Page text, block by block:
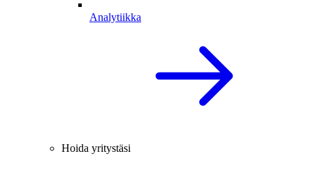
Analytiikka
Hoida yritystäsi